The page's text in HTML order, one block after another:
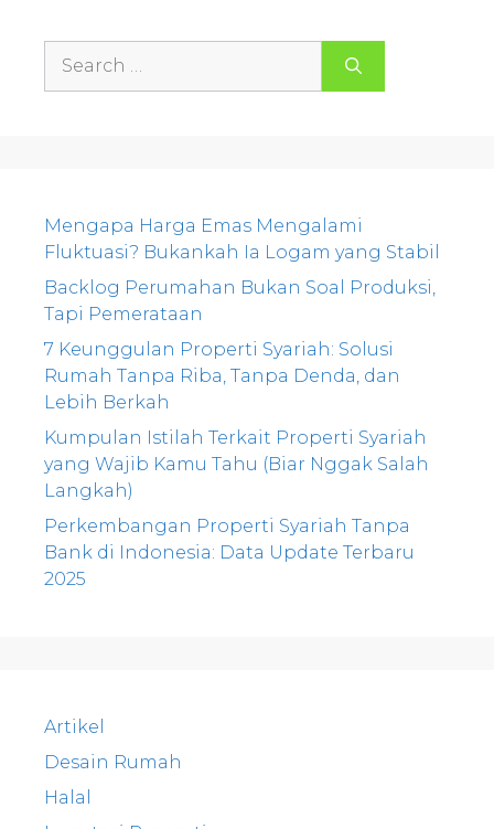
for:
Mengapa Harga Emas Mengalami
Fluktuasi? Bukankah Ia Logam yang Stabil
Backlog Perumahan Bukan Soal Produksi,
Tapi Pemerataan
7 Keunggulan Properti Syariah: Solusi
Rumah Tanpa Riba, Tanpa Denda, dan
Lebih Berkah
Kumpulan Istilah Terkait Properti Syariah
yang Wajib Kamu Tahu (Biar Nggak Salah
Langkah)
Perkembangan Properti Syariah Tanpa
Bank di Indonesia: Data Update Terbaru
2025
Artikel
Desain Rumah
Halal